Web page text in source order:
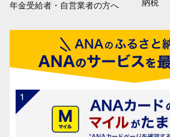
年金受給者・自営業者の方へ
納税